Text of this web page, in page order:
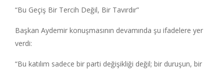
“Bu Geçiş Bir Tercih Değil, Bir Tavırdır”
Başkan Aydemir konuşmasının devamında şu ifadelere yer
verdi:
“Bu katılım sadece bir parti değişikliği değil; bir duruşun, bir